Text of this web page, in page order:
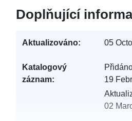
Doplňující
Aktualizováno: 05
Katalogový
záznam:
19
02